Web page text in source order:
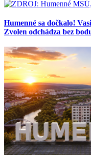
Humenné sa dočkalo!
Zvolen odchádza bez